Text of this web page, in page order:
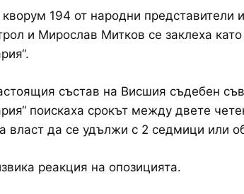
194 от народни представители
и Мирослав Митков се заклеха като
състав на Висшия съдебен
поискаха срокът между двете
власт да се удължи с 2 седмици или
реакция на опозицията.